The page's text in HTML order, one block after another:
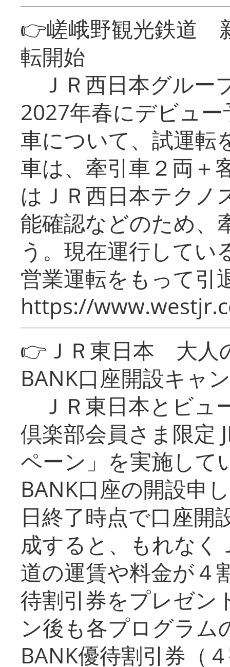
👉嵯峨野観光鉄道
転開始
ＪＲ西日本グルー
2027年春にデビュ
車について、試運転
車は、牽引車２両＋
はＪＲ西日本テクノ
能確認などのため、
う。現在運行してい
営業運転をもって引
https://
👉ＪＲ東日本 大人
BANK口座開設キャ
ＪＲ東日本とビュ
倶楽部会員さま限定
ペーン」を実施して
BANK口座の開設申
日終了時点で口座開
成すると、もれなく
道の運賃や料金が４
待割引券をプレゼン
ン後も各プログラム
BANK優待割引券（